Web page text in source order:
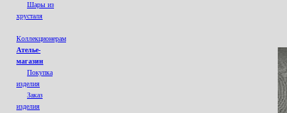
Шары из
хрусталя
Коллекционерам
Ателье-
магазин
Покупка
изделия
Заказ
изделия